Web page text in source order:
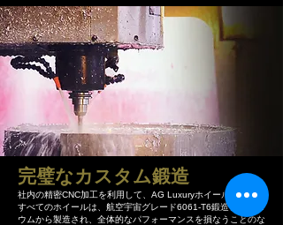
​完璧なカスタム鍛造
社内の精密CNC加工を利用して、AG Luxuryホイールラインの
すべてのホイールは、航空宇宙グレード6061-T6鍛造アルミニ
ウムから製造され、全体的なパフォーマンスを損なうことのな